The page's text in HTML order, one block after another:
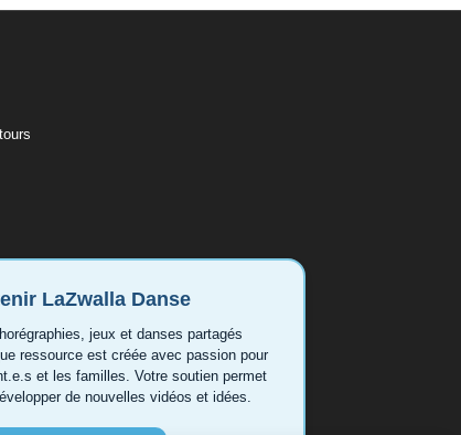
LaZwalla Danse
jeux et danses partagés
ressource est créée avec passion pour
et les familles. Votre soutien permet
de nouvelles vidéos et idées.